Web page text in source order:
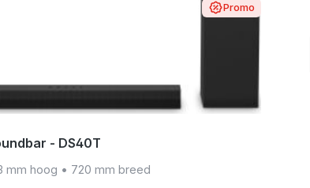
Promo
- DS40T
mm hoog • 720 mm breed